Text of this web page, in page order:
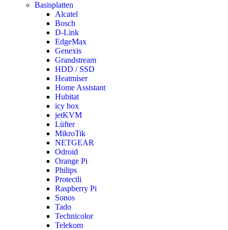
Basisplatten
Alcatel
Bosch
D-Link
EdgeMax
Genexis
Grandstream
HDD / SSD
Heatmiser
Home Assistant
Hubitat
icy box
jetKVM
Lüfter
MikroTik
NETGEAR
Odroid
Orange Pi
Philips
Protectli
Raspberry Pi
Sonos
Tado
Technicolor
Telekom